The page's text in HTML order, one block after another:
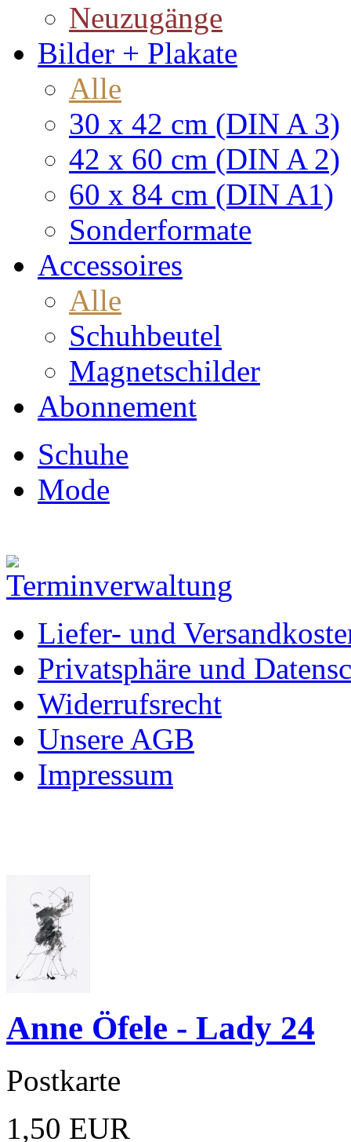
Neuzugänge
Bilder + Plakate
Alle
30 x 42 cm (DIN A 3)
42 x 60 cm (DIN A 2)
60 x 84 cm (DIN A1)
Sonderformate
Accessoires
Alle
Schuhbeutel
Magnetschilder
Abonnement
Schuhe
Mode
Liefer- und
Privatsphäre und
Widerrufsrecht
Unsere AGB
Impressum
Anne Öfele - Lady 24
Postkarte
1,50 EUR